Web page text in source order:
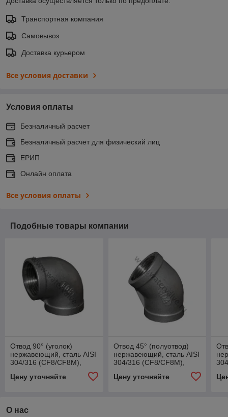
Транспортная компания
Самовывоз
Доставка курьером
Все условия доставки
Условия оплаты
Безналичный расчет
Безналичный расчет для физический лиц
ЕРИП
Онлайн оплата
Все условия оплаты
Подобные товары компании
Отвод 90° (уголок)
нержавеющий, сталь AISI
304/316 (CF8/CF8M),
G1/4”,
Цену уточняйте
Отвод 45° (полуотвод)
нержавеющий, сталь AISI
304/316 (CF8/CF8M),
DN40, PN16, вн. резьба
G1 1/2”
Цену уточняйте
О нас